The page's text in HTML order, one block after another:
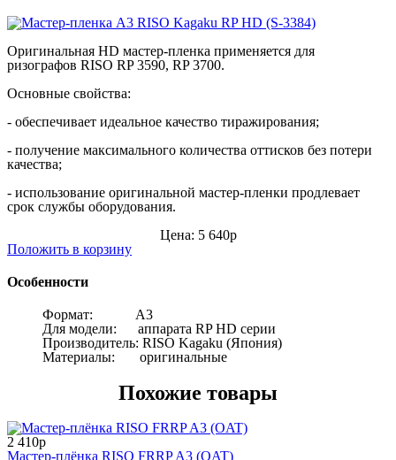
Оригинальная HD мастер-пленка применяется для
ризографов RISO RP 3590, RP 3700.
Основные свойства:
- обеспечивает идеальное качество тиражирования;
- получение максимального количества оттисков без потери
качества;
- использование оригинальной мастер-пленки продлевает
срок службы оборудования.
Цена: 5 640р
Положить в корзину
Особенности
Формат:
A3
Для модели: аппарата RP HD серии
Производитель: RISO Kagaku (Япония)
Материалы: оригинальные
Похожие товары
2 410р
Мастер-плёнка RISO FRRP A3 (OAT)